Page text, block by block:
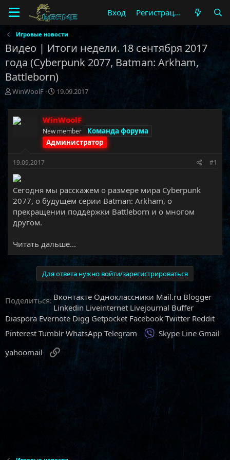
Вход Регистрация
Игровые новости
Видео | Итоги недели. 18 сентября 2017
года (Cyberpunk 2077, Batman: Arkham,
Battleborn)
А
т
о
р
ы
WinWoolF
Д
т
а
н
а
ч
19.09.2017
WinWoolF
New member
Команда форума
Администратор
19.09.2017 #1
Сегодня мы расскажем о размере мира Cyberpunk
2077, о будущем серии Batman: Arkham, о
прекращении поддержки Battleborn и о многом
другом.​
Читать дальше...
Для ответа нужно войти/зарегистрироваться
Поделиться: Вконтакте Одноклассники Mail.ru Blogger
Linkedin Liveinternet Livejournal Buffer
Diaspora Evernote Digg Getpocket Facebook Twitter Reddit
Pinterest Tumblr WhatsApp Telegram Viber
Skype Line Gmail
yahoomail
Ссылка